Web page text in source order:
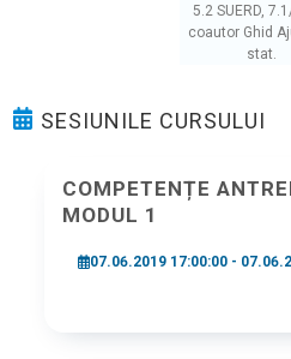
5.2 SUERD,
coautor Ghid
stat.
SESIUNILE CURSULUI
COMPETENȚE
MODUL 1
07.06.2019 17:00:00 -